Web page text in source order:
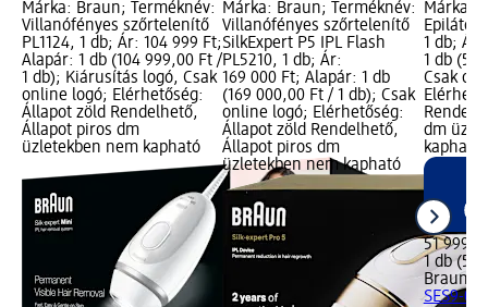
Márka: Braun; Terméknév:
Villanófényes szőrtelenítő
PL1124, 1 db; Ár: 104 999 Ft;
Alapár: 1 db (104 999,00 Ft /
1 db); Kiárusítás logó, Csak
online logó; Elérhetőség:
Állapot zöld Rendelhető,
Állapot piros dm
üzletekben nem kapható
Márka: Braun; Terméknév:
Villanófényes szőrtelenítő
SilkExpert P5 IPL Flash
PL5210, 1 db; Ár:
169 000 Ft; Alapár: 1 db
(169 000,00 Ft / 1 db); Csak
online logó; Elérhetőség:
Állapot zöld Rendelhető,
Állapot piros dm
üzletekben nem kapható
Márka:
Epilátor
1 db; Ár:
1 db (51
Csak
dm
kapható
51 999 Ft
1 db (51
Braun
SES9-